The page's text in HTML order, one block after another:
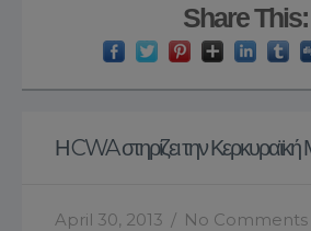
Share This:
Η CWA στηρίζει την
April 30, 2013 / No Comments